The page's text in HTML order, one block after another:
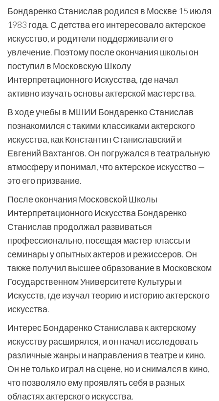
Бондаренко Станислав родился в Москве 15 июля
1983 года. С детства его интересовало актерское
искусство, и родители поддерживали его
увлечение. Поэтому после окончания школы он
поступил в Московскую Школу
Интерпретационного Искусства, где начал
активно изучать основы актерской мастерства.
В ходе учебы в МШИИ Бондаренко Станислав
познакомился с такими классиками актерского
искусства, как Константин Станиславский и
Евгений Вахтангов. Он погружался в театральную
атмосферу и понимал, что актерское искусство —
это его призвание.
После окончания Московской Школы
Интерпретационного Искусства Бондаренко
Станислав продолжал развиваться
профессионально, посещая мастер-классы и
семинары у опытных актеров и режиссеров. Он
также получил высшее образование в Московском
Государственном Университете Культуры и
Искусств, где изучал теорию и историю актерского
искусства.
Интерес Бондаренко Станислава к актерскому
искусству расширялся, и он начал исследовать
различные жанры и направления в театре и кино.
Он не только играл на сцене, но и снимался в кино,
что позволяло ему проявлять себя в разных
областях актерского искусства.